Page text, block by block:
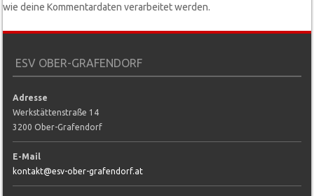
wie deine Kommentardaten verarbeitet werden.
ESV OBER-GRAFENDORF
Adresse
Werkstättenstraße 14
3200 Ober-Grafendorf
E-Mail
kontakt@esv-ober-grafendorf.at